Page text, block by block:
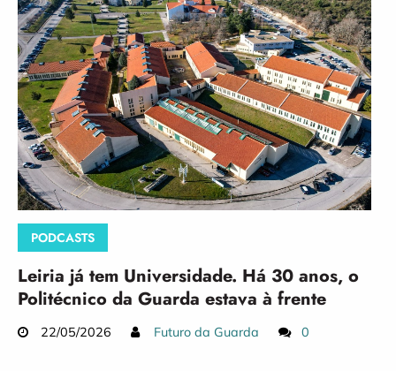
PODCASTS
Leiria já tem Universidade. Há 30 anos, o
Politécnico da Guarda estava à frente
22/05/2026 Futuro da Guarda 0